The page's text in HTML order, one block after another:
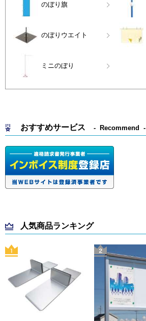
のぼり旗
のぼりウエイト
ミニのぼり
おすすめサービス Recommend
人気商品ランキング